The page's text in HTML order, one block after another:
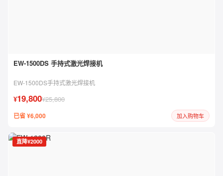
EW-1500DS 手持式激光焊接机
EW-1500DS手持式激光焊接机
¥19,800¥25,800
已省 ¥6,000 加入购物车
直降¥2000